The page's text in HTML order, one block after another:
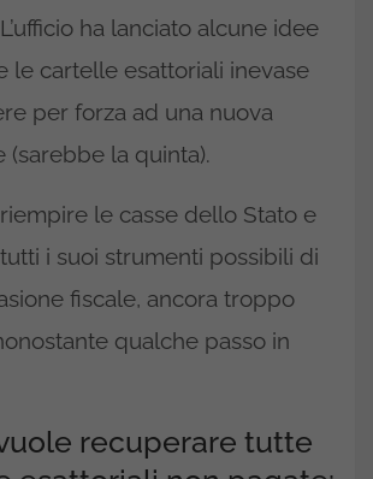
ha lanciato alcune idee
le cartelle esattoriali inevase
per forza ad una nuova
(sarebbe la quinta).
riempire le casse dello Stato e
i suoi strumenti possibili di
fiscale, ancora troppo
qualche passo in
recuperare tutte